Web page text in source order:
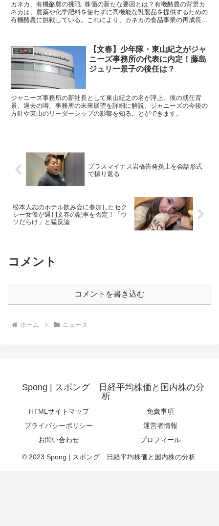
カネカ、有機酪農の挑戦: 株価の新たな要因とは？有機酪農の背景カ
ネカは、農薬や化学肥料を使わずに高機能な乳製品を提供するための
有機酪農に挑戦している。これにより、カネカの食品事業の再成長が
ニュース
【文春】少年隊・東山紀之がジャ
ニーズ事務所の代表に内定！藤島
ジュリー景子の後任は？
ジャニーズ事務所の新社長として東山紀之の名が浮上。彼の就任背
景、過去の噂、事務所の未来展望を詳細に解説。ジャニーズの今後の
方針や東山のリーダーシップの影響を知ることができます。
プラスマイナス岩橋告発炎上を会話形式
で振り返る
松本人志のホテル飲み会に参加したセク
シー女優が週刊文春の記事を否定！「ウ
ソだらけ」と猛反論
コメント
コメントを書き込む
ホーム ニュース
Spong | スポング 日経平均株価と国内株の分
析
HTMLサイトマップ
免責事項
プライバシーポリシー
運営者情報
お問い合わせ
プロフィール
© 2023 Spong | スポング 日経平均株価と国内株の分析.